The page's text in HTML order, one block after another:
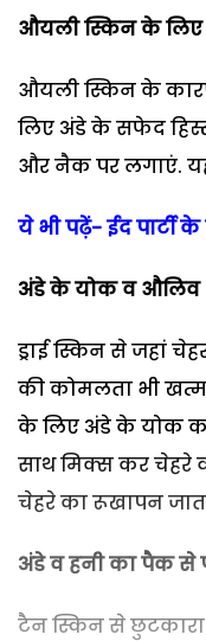
औयली स्किन के
औयली स्किन के
लिए अंडे के सफेद
और नैक पर लगाएं.
ये भी पढ़ें-ईद पार्टी
अंडे के योक व
ड्राई स्किन से जहां
की कोमलता भी खत्म
के लिए अंडे के योक
साथ मिक्स कर चेहरे
चेहरे का रूखापन
अंडे व हनी का पैक से
टैन स्किन से